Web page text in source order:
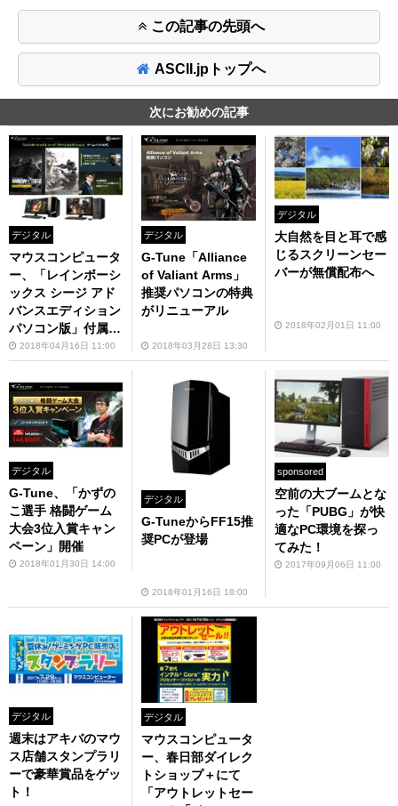
この記事の先頭へ
ASCII.jpトップへ
次にお勧めの記事
デジタル
マウスコンピュータ
ー、「レインボーシ
ックス シージ アド
バンスエディション
パソコン版」付属モ
デルを発売
2018年04月16日 11:00
デジタル
G-Tune「Alliance
of Valiant Arms」
推奨パソコンの特典
がリニューアル
2018年03月28日 13:30
デジタル
大自然を目と耳で感
じるスクリーンセー
バーが無償配布へ
2018年02月01日 11:00
デジタル
G-Tune、「かずの
こ選手 格闘ゲーム
大会3位入賞キャン
ペーン」開催
2018年01月30日 14:00
デジタル
G-TuneからFF15推
奨PCが登場
2018年01月16日 18:00
sponsored
空前の大ブームとな
った「PUBG」が快
適なPC環境を探っ
てみた！
2017年09月06日 11:00
デジタル
週末はアキバのマウ
ス店舗スタンプラリ
ーで豪華賞品をゲッ
ト！
デジタル
マウスコンピュータ
ー、春日部ダイレク
トショップ＋にて
「アウトレットセー